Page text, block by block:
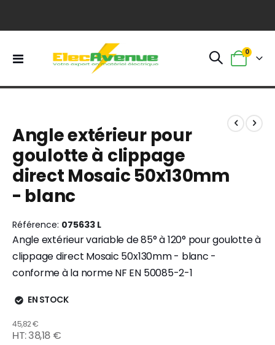
Basculer
Panier
0
the
end
of
the
images
gallery
the
beginning
of
the
images
gallery
Angle extérieur pour
goulotte à clippage
direct Mosaic 50x130mm
- blanc
Référence 075633 L
Angle extérieur variable de 85° à 120° pour goulotte à
clippage direct Mosaic 50x130mm - blanc -
conforme à la norme NF EN 50085-2-1
EN STOCK
45,82 €
38,18 €